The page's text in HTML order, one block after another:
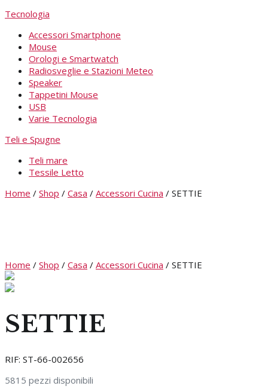
Tecnologia
Accessori Smartphone
Mouse
Orologi e Smartwatch
Radiosveglie e Stazioni Meteo
Speaker
Tappetini Mouse
USB
Varie Tecnologia
Teli e Spugne
Teli mare
Tessile Letto
Home / Shop / Casa / Accessori Cucina / SETTIE
Home / Shop / Casa / Accessori Cucina / SETTIE
SETTIE
RIF: ST-66-002656
5815 pezzi disponibili